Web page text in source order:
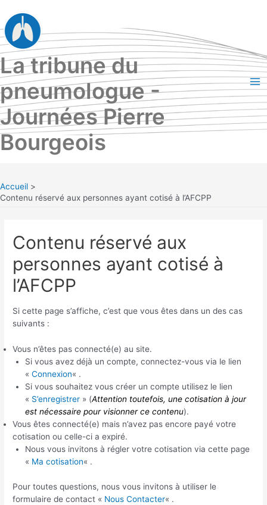
au
contenu
La tribune du
pneumologue -
Journées Pierre
Bourgeois
Accueil
Contenu réservé aux personnes ayant cotisé à l’AFCPP
Contenu réservé aux
personnes ayant cotisé à
l’AFCPP
Si cette page s’affiche, c’est que vous êtes dans un des cas
suivants :
Vous n’êtes pas connecté(e) au site.
Si vous avez déjà un compte, connectez-vous via le lien
« Connexion« .
Si vous souhaitez vous créer un compte utilisez le lien
« S’enregistrer» (Attention toutefois, une cotisation à jour
est nécessaire pour visionner ce contenu).
Vous êtes connecté(e) mais n’avez pas encore payé votre
cotisation ou celle-ci a expiré.
Nous vous invitons à régler votre cotisation via cette page
« Ma cotisation« .
Pour toutes questions, nous vous invitons à utiliser le
formulaire de contact « Nous Contacter« .